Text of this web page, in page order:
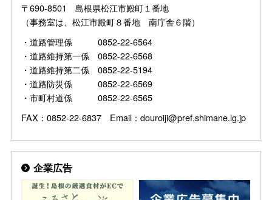
〒690-8501 島根県松江市殿町１番地
（事務室は、松江市殿町８番地 南庁舎６階）
・道路管理係 0852-22-6564
・道路維持第一係 0852-22-6568
・道路維持第二係 0852-22-5194
・道路防災係 0852-22-6569
・市町村道係 0852-22-6565
FAX：0852-22-6837 Email：douroiji@pref.shimane.lg.jp
企業広告